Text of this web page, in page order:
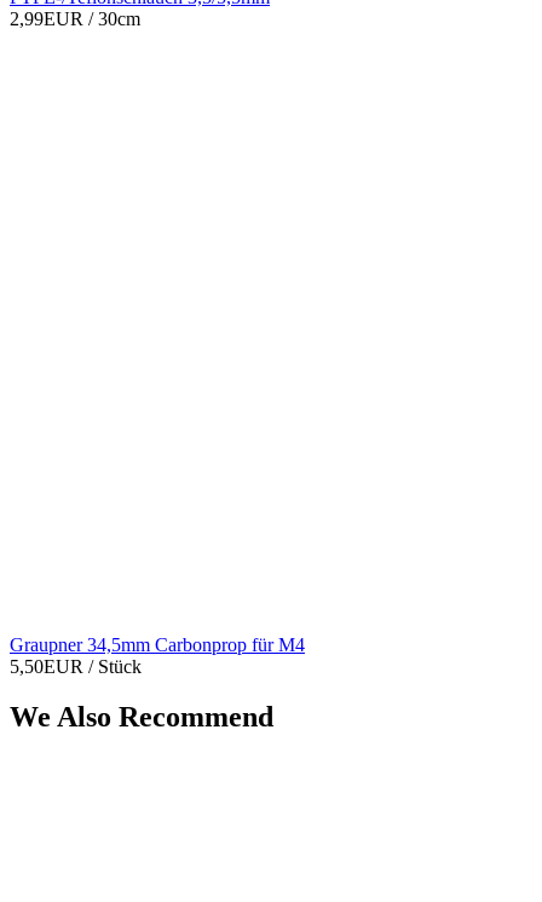
2,99EUR / 30cm
Graupner 34,5mm Carbonprop für M4
5,50EUR / Stück
We Also Recommend